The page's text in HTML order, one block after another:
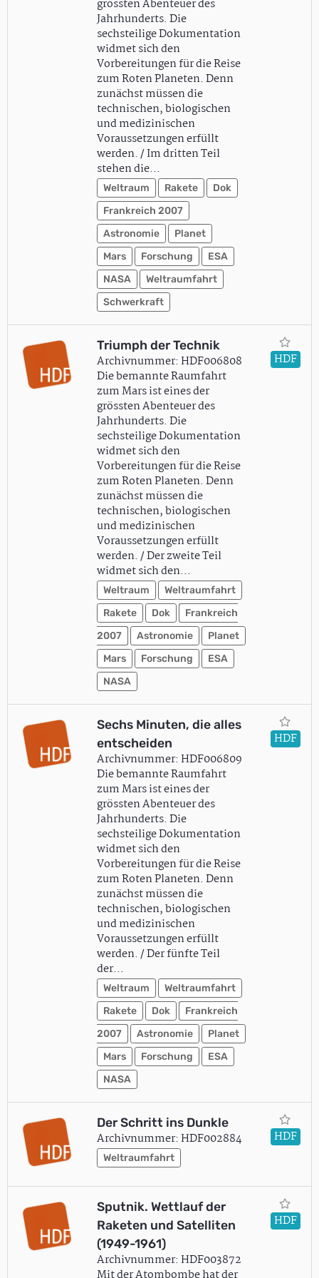
grössten Abenteuer des
Jahrhunderts. Die
sechsteilige Dokumentation
widmet sich den
Vorbereitungen für die Reise
zum Roten Planeten. Denn
zunächst müssen die
technischen, biologischen
und medizinischen
Voraussetzungen erfüllt
werden. / Im dritten Teil
stehen die…
Weltraum Rakete
Dok
Frankreich 2007
Astronomie
Planet
Mars
Forschung
ESA
NASA
Weltraumfahrt
Schwerkraft
Triumph der Technik
Archivnummer: HDF006808
Die bemannte Raumfahrt
zum Mars ist eines der
grössten Abenteuer des
Jahrhunderts. Die
sechsteilige Dokumentation
widmet sich den
Vorbereitungen für die Reise
zum Roten Planeten. Denn
zunächst müssen die
technischen, biologischen
und medizinischen
Voraussetzungen erfüllt
werden. / Der zweite Teil
widmet sich den…
Weltraum
Weltraumfahrt
Rakete
Dok
Frankreich
2007
Astronomie
Planet
Mars
Forschung
ESA
NASA
HDF
Sechs Minuten, die alles
entscheiden
Archivnummer: HDF006809
Die bemannte Raumfahrt
zum Mars ist eines der
grössten Abenteuer des
Jahrhunderts. Die
sechsteilige Dokumentation
widmet sich den
Vorbereitungen für die Reise
zum Roten Planeten. Denn
zunächst müssen die
technischen, biologischen
und medizinischen
Voraussetzungen erfüllt
werden. / Der fünfte Teil
der…
Weltraum
Weltraumfahrt
Rakete
Dok
Frankreich
2007
Astronomie
Planet
Mars
Forschung
ESA
NASA
HDF
Der Schritt ins Dunkle
Archivnummer: HDF002884
Weltraumfahrt
HDF
Sputnik. Wettlauf der
Raketen und Satelliten
(1949-1961)
Archivnummer: HDF003872
HDF